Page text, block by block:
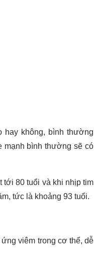
hay không, bình thường
mạnh bình thường sẽ có
tới 80 tuổi và khi nhịp tim
tức là khoảng 93 tuổi.
viêm trong cơ thể, dễ